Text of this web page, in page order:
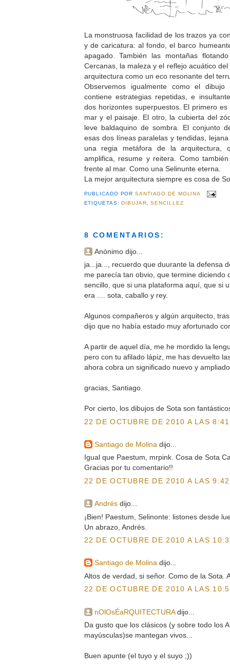
La monstruosa facilidad de los trazos ya
y de caricatura: al fondo, el barco
apagado. También las montañas
Cercanas, la maleza y el reflejo acuático
arquitectura como un eco resonante del
Observemos igualmente como el
contiene estrategias repetidas, e
dos horizontes superpuestos. El primero
mar y el paisaje. El otro, la cubierta del
leve baldaquino de sombra. El conjunto
esas dos líneas paralelas y tendidas,
una regia metáfora de la arquitectura,
amplifica, resume y reitera. Como
frente al mar. Como una Selinunte eterna.
La mejor arquitectura siempre es cosa de
PUBLICADO PORSANTIAGO DE MOLINA
ETIQUETAS:DIBUJAR,SENCILLEZ
8 COMENTARIOS:
Anónimo dijo...
ja...ja..., recuerdo que duurante la defensa
me parecía tan obvio, que termine diciendo
sencillo, que si una plataforma aquí, que si
era .... sota, caballo y rey.
Algunos compañeros y algún arquitecto,
dijo que no había estado muy afortunado
A partir de aquel día, me he mordido la
pero con tu afilado lápiz, me has devuelto
ahora cobra un significado nuevo y
gracias, Santiago.
Por cierto, los dibujos de Sota son
22 DE OCTUBRE DE 2010 A LAS 8:41
Santiago de Molina dijo...
Igual que Paestum, mrpink. Cosa de Sota
Gracias por tu comentario!!
22 DE OCTUBRE DE 2010 A LAS 9:42
Andrésdijo...
¡Bien! Paestum, Selinonte: listones desde
Un abrazo, Andrés.
22 DE OCTUBRE DE 2010 A LAS
Santiago de Molinadijo...
Altos de verdad, si señor. Como de la Sota.
22 DE OCTUBRE DE 2010 A LAS
nOlOsÉaRQUITECTURAdijo...
Da gusto que los clásicos (y sobre todo los
mayúsculas)se mantegan vivos...
Buen apunte (el tuyo y el suyo ;))